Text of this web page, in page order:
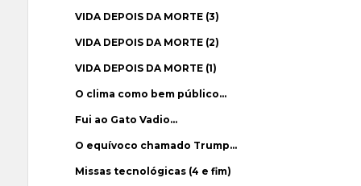
VIDA DEPOIS DA MORTE (3)
VIDA DEPOIS DA MORTE (2)
VIDA DEPOIS DA MORTE (1)
O clima como bem público…
Fui ao Gato Vadio…
O equívoco chamado Trump…
Missas tecnológicas (4 e fim)